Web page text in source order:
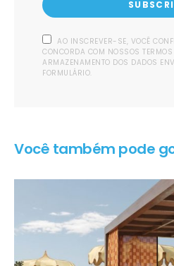
AO INSCREVER-SE, VOCÊ
CONCORDA COM NOSSOS TERMOS
ARMAZENAMENTO DOS DADOS
FORMULÁRIO.
Você também pode